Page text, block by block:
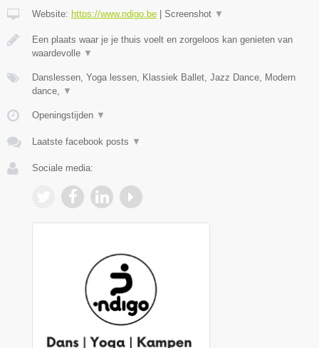
Website: https://www.ndigo.be Screenshot ▼
Een plaats waar je je thuis voelt en zorgeloos kan genieten van
waardevolle ▼
Danslessen, Yoga lessen, Klassiek Ballet, Jazz Dance, Modern
dance,
▼
Openingstijden ▼
Laatste facebook posts ▼
Sociale media: